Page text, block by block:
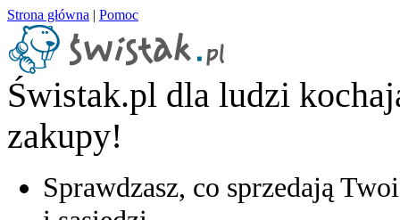
Strona główna | Pomoc
Świstak.pl dla ludzi
zakupy!
Sprawdzasz, co sprzedają